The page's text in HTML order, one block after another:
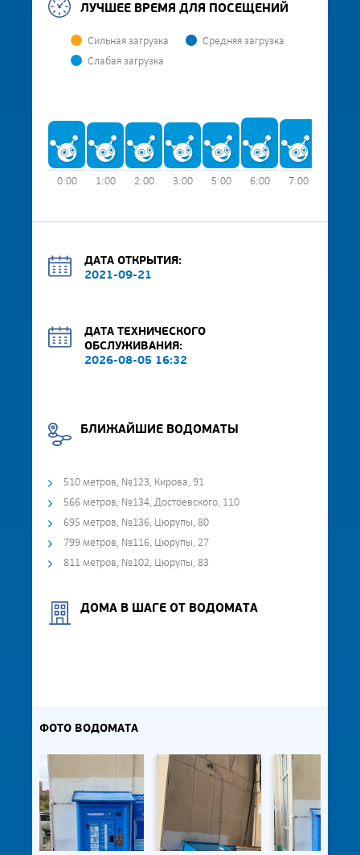
ЛУЧШЕЕ ВРЕМЯ ДЛЯ ПОСЕЩЕНИЙ
Сильная загрузка
Средняя загрузка
Слабая загрузка
0:00 1:00 2:00 3:00 5:00 6:00 7:00
ДАТА ОТКРЫТИЯ:
2021-09-21
ДАТА ТЕХНИЧЕСКОГО
ОБСЛУЖИВАНИЯ:
2026-08-05 16:32
БЛИЖАЙШИЕ ВОДОМАТЫ
510 метров, №123, Кирова, 91
566 метров, №134, Достоевского, 110
695 метров, №136, Цюрупы, 80
799 метров, №116, Цюрупы, 27
811 метров, №102, Цюрупы, 83
ДОМА В ШАГЕ ОТ ВОДОМАТА
ФОТО ВОДОМАТА